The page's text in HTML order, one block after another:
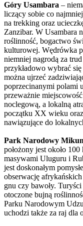
Góry Usambara –
liczący sobie co
na trekking oraz
Zanzibar. W Usambara
roślinność, bogactwo
kulturowej. Wędrówka
niemniej nagrodą za
przykładowo wybrać
można ujrzeć
poprzecinanymi polami
przeważnie
noclegową, a lokalną
początku XX wieku
nawiązujące do
Park Narodowy
położony jest około
masywami Uluguru i
jest doskonałym
obserwację
gnu czy bawoły.
otoczone bujną
Parku Narodowym
uchodzi także za raj dla